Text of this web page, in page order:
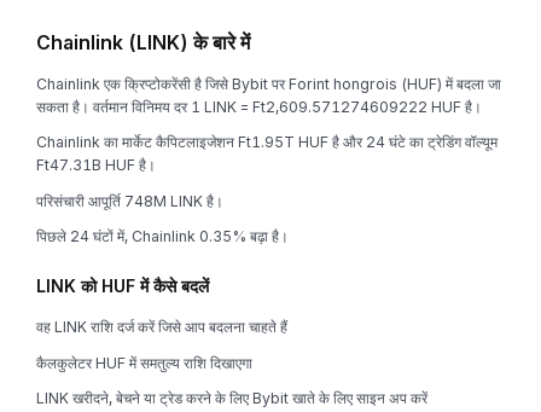
Chainlink (LINK) के बारे में
Chainlink एक क्रिप्टोकरेंसी है जिसे Bybit पर Forint hongrois (HUF) में बदला जा
सकता है। वर्तमान विनिमय दर 1 LINK = Ft2,609.571274609222 HUF है।
Chainlink का मार्केट कैपिटलाइजेशन Ft1.95T HUF है और 24 घंटे का ट्रेडिंग वॉल्यूम
Ft47.31B HUF है।
परिसंचारी आपूर्ति 748M LINK है।
पिछले 24 घंटों में, Chainlink 0.35% बढ़ा है।
LINK को HUF में कैसे बदलें
वह LINK राशि दर्ज करें जिसे आप बदलना चाहते हैं
कैलकुलेटर HUF में समतुल्य राशि दिखाएगा
LINK खरीदने, बेचने या ट्रेड करने के लिए Bybit खाते के लिए साइन अप करें